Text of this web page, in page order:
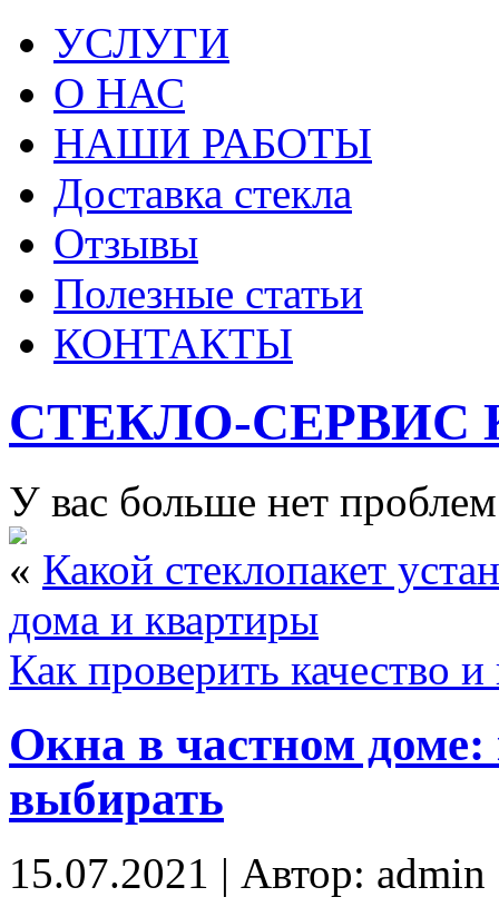
УСЛУГИ
О НАС
НАШИ РАБОТЫ
Доставка стекла
Отзывы
Полезные статьи
КОНТАКТЫ
СТЕКЛО-СЕРВИС
У вас больше нет
« Какой стеклопакет
дома и квартиры
Как проверить качество
Окна в частном
выбирать
15.07.2021 | Автор: admin